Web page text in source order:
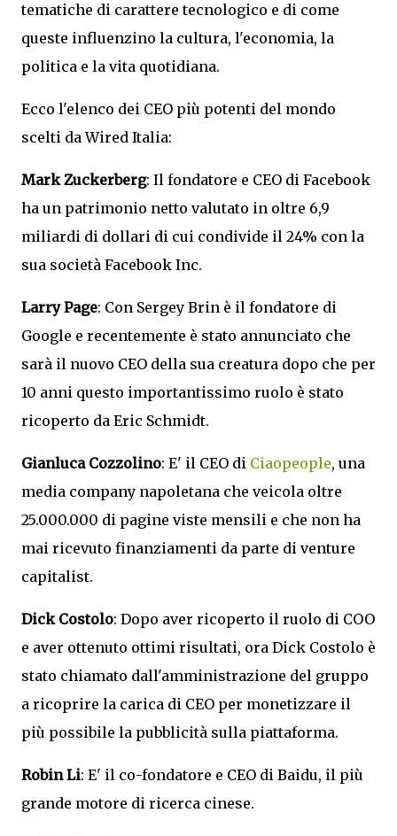
tematiche di carattere tecnologico e di come
queste influenzino la cultura, l'economia, la
politica e la vita quotidiana.
Ecco l'elenco dei CEO più potenti del mondo
scelti da Wired Italia:
Mark Zuckerberg: Il fondatore e CEO di Facebook
ha un patrimonio netto valutato in oltre 6,9
miliardi di dollari di cui condivide il 24% con la
sua società Facebook Inc.
Larry Page: Con Sergey Brin è il fondatore di
Google e recentemente è stato annunciato che
sarà il nuovo CEO della sua creatura dopo che per
10 anni questo importantissimo ruolo è stato
ricoperto da Eric Schmidt.
Gianluca Cozzolino: E' il CEO di Ciaopeople, una
media company napoletana che veicola oltre
25.000.000 di pagine viste mensili e che non ha
mai ricevuto finanziamenti da parte di venture
capitalist.
Dick Costolo: Dopo aver ricoperto il ruolo di COO
e aver ottenuto ottimi risultati, ora Dick Costolo è
stato chiamato dall'amministrazione del gruppo
a ricoprire la carica di CEO per monetizzare il
più possibile la pubblicità sulla piattaforma.
Robin Li: E' il co-fondatore e CEO di Baidu, il più
grande motore di ricerca cinese.